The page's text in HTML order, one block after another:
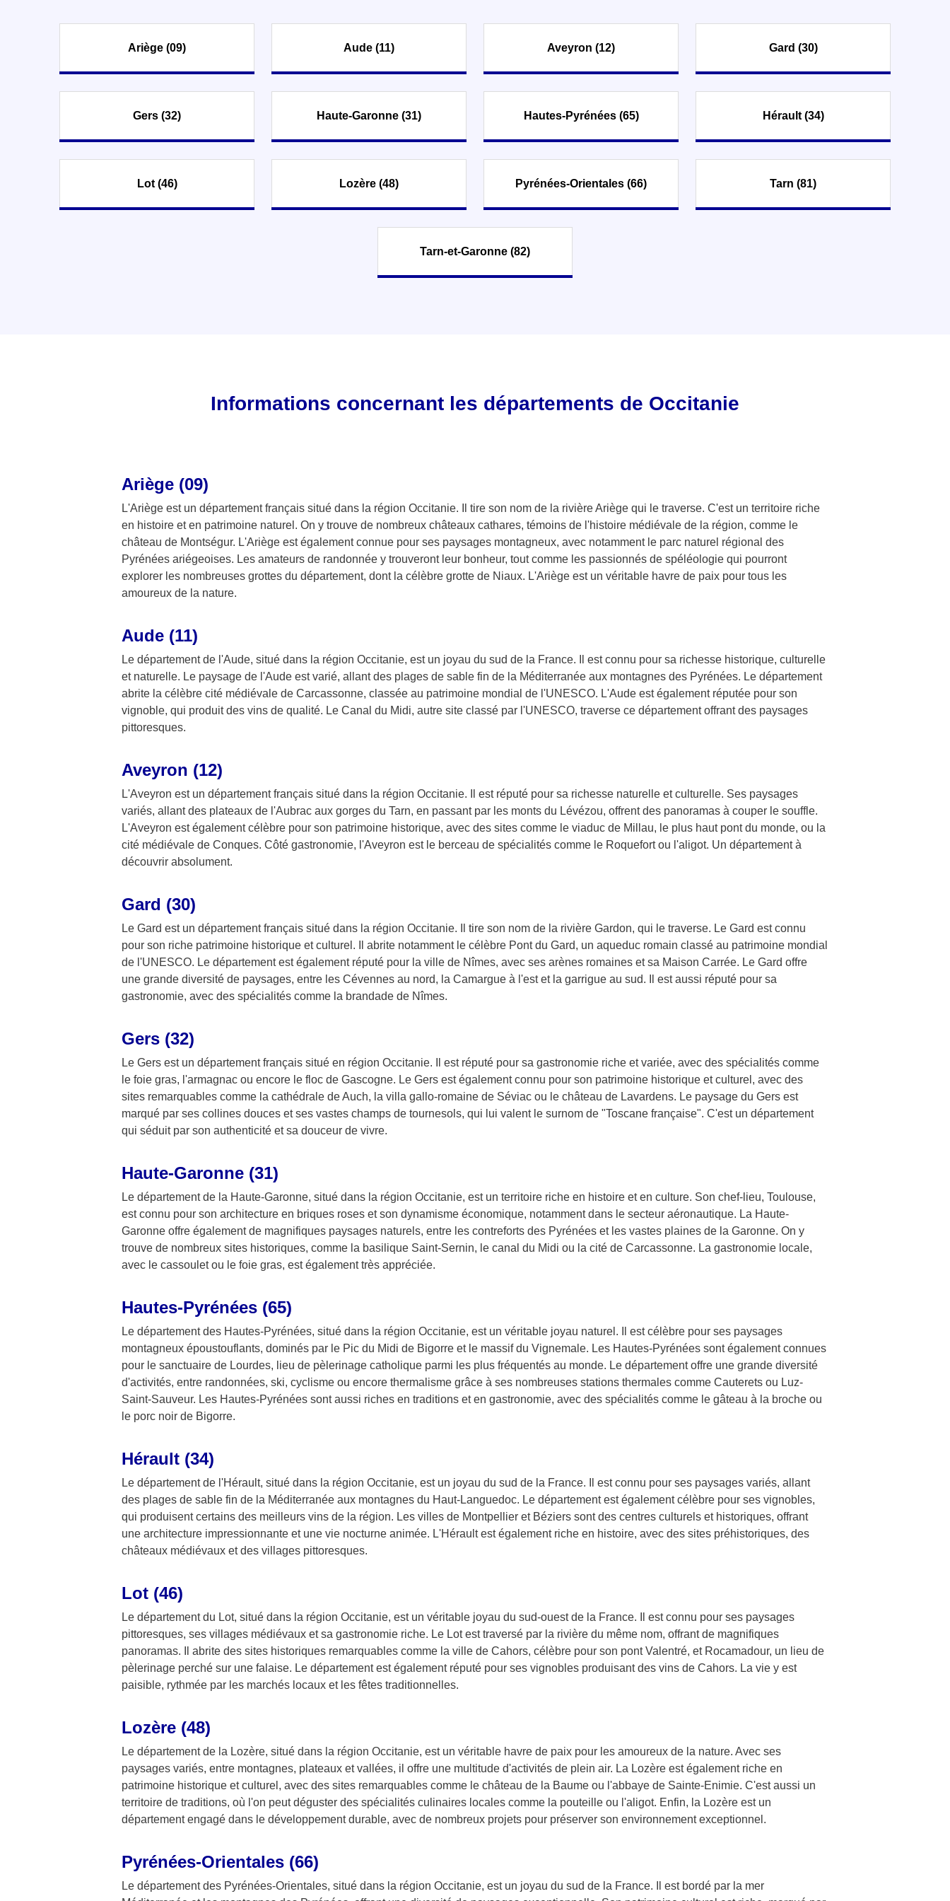
Ariège (09) Aude (11) Aveyron (12) Gard (30)
Gers (32) Haute-Garonne (31) Hautes-Pyrénées (65) Hérault (34)
Lot (46) Lozère (48) Pyrénées-Orientales (66) Tarn (81)
Tarn-et-Garonne (82)
Informations concernant les départements de Occitanie
Ariège (09)
L'Ariège est un département français situé dans la région Occitanie. Il tire son nom de la rivière Ariège qui le traverse. C'est un territoire riche
en histoire et en patrimoine naturel. On y trouve de nombreux châteaux cathares, témoins de l'histoire médiévale de la région, comme le
château de Montségur. L'Ariège est également connue pour ses paysages montagneux, avec notamment le parc naturel régional des
Pyrénées ariégeoises. Les amateurs de randonnée y trouveront leur bonheur, tout comme les passionnés de spéléologie qui pourront
explorer les nombreuses grottes du département, dont la célèbre grotte de Niaux. L'Ariège est un véritable havre de paix pour tous les
amoureux de la nature.
Aude (11)
Le département de l'Aude, situé dans la région Occitanie, est un joyau du sud de la France. Il est connu pour sa richesse historique, culturelle
et naturelle. Le paysage de l'Aude est varié, allant des plages de sable fin de la Méditerranée aux montagnes des Pyrénées. Le département
abrite la célèbre cité médiévale de Carcassonne, classée au patrimoine mondial de l'UNESCO. L'Aude est également réputée pour son
vignoble, qui produit des vins de qualité. Le Canal du Midi, autre site classé par l'UNESCO, traverse ce département offrant des paysages
pittoresques.
Aveyron (12)
L'Aveyron est un département français situé dans la région Occitanie. Il est réputé pour sa richesse naturelle et culturelle. Ses paysages
variés, allant des plateaux de l'Aubrac aux gorges du Tarn, en passant par les monts du Lévézou, offrent des panoramas à couper le souffle.
L'Aveyron est également célèbre pour son patrimoine historique, avec des sites comme le viaduc de Millau, le plus haut pont du monde, ou la
cité médiévale de Conques. Côté gastronomie, l'Aveyron est le berceau de spécialités comme le Roquefort ou l'aligot. Un département à
découvrir absolument.
Gard (30)
Le Gard est un département français situé dans la région Occitanie. Il tire son nom de la rivière Gardon, qui le traverse. Le Gard est connu
pour son riche patrimoine historique et culturel. Il abrite notamment le célèbre Pont du Gard, un aqueduc romain classé au patrimoine mondial
de l'UNESCO. Le département est également réputé pour la ville de Nîmes, avec ses arènes romaines et sa Maison Carrée. Le Gard offre
une grande diversité de paysages, entre les Cévennes au nord, la Camargue à l'est et la garrigue au sud. Il est aussi réputé pour sa
gastronomie, avec des spécialités comme la brandade de Nîmes.
Gers (32)
Le Gers est un département français situé en région Occitanie. Il est réputé pour sa gastronomie riche et variée, avec des spécialités comme
le foie gras, l'armagnac ou encore le floc de Gascogne. Le Gers est également connu pour son patrimoine historique et culturel, avec des
sites remarquables comme la cathédrale de Auch, la villa gallo-romaine de Séviac ou le château de Lavardens. Le paysage du Gers est
marqué par ses collines douces et ses vastes champs de tournesols, qui lui valent le surnom de "Toscane française". C'est un département
qui séduit par son authenticité et sa douceur de vivre.
Haute-Garonne (31)
Le département de la Haute-Garonne, situé dans la région Occitanie, est un territoire riche en histoire et en culture. Son chef-lieu, Toulouse,
est connu pour son architecture en briques roses et son dynamisme économique, notamment dans le secteur aéronautique. La Haute-
Garonne offre également de magnifiques paysages naturels, entre les contreforts des Pyrénées et les vastes plaines de la Garonne. On y
trouve de nombreux sites historiques, comme la basilique Saint-Sernin, le canal du Midi ou la cité de Carcassonne. La gastronomie locale,
avec le cassoulet ou le foie gras, est également très appréciée.
Hautes-Pyrénées (65)
Le département des Hautes-Pyrénées, situé dans la région Occitanie, est un véritable joyau naturel. Il est célèbre pour ses paysages
montagneux époustouflants, dominés par le Pic du Midi de Bigorre et le massif du Vignemale. Les Hautes-Pyrénées sont également connues
pour le sanctuaire de Lourdes, lieu de pèlerinage catholique parmi les plus fréquentés au monde. Le département offre une grande diversité
d'activités, entre randonnées, ski, cyclisme ou encore thermalisme grâce à ses nombreuses stations thermales comme Cauterets ou Luz-
Saint-Sauveur. Les Hautes-Pyrénées sont aussi riches en traditions et en gastronomie, avec des spécialités comme le gâteau à la broche ou
le porc noir de Bigorre.
Hérault (34)
Le département de l'Hérault, situé dans la région Occitanie, est un joyau du sud de la France. Il est connu pour ses paysages variés, allant
des plages de sable fin de la Méditerranée aux montagnes du Haut-Languedoc. Le département est également célèbre pour ses vignobles,
qui produisent certains des meilleurs vins de la région. Les villes de Montpellier et Béziers sont des centres culturels et historiques, offrant
une architecture impressionnante et une vie nocturne animée. L'Hérault est également riche en histoire, avec des sites préhistoriques, des
châteaux médiévaux et des villages pittoresques.
Lot (46)
Le département du Lot, situé dans la région Occitanie, est un véritable joyau du sud-ouest de la France. Il est connu pour ses paysages
pittoresques, ses villages médiévaux et sa gastronomie riche. Le Lot est traversé par la rivière du même nom, offrant de magnifiques
panoramas. Il abrite des sites historiques remarquables comme la ville de Cahors, célèbre pour son pont Valentré, et Rocamadour, un lieu de
pèlerinage perché sur une falaise. Le département est également réputé pour ses vignobles produisant des vins de Cahors. La vie y est
paisible, rythmée par les marchés locaux et les fêtes traditionnelles.
Lozère (48)
Le département de la Lozère, situé dans la région Occitanie, est un véritable havre de paix pour les amoureux de la nature. Avec ses
paysages variés, entre montagnes, plateaux et vallées, il offre une multitude d'activités de plein air. La Lozère est également riche en
patrimoine historique et culturel, avec des sites remarquables comme le château de la Baume ou l'abbaye de Sainte-Enimie. C'est aussi un
territoire de traditions, où l'on peut déguster des spécialités culinaires locales comme la pouteille ou l'aligot. Enfin, la Lozère est un
département engagé dans le développement durable, avec de nombreux projets pour préserver son environnement exceptionnel.
Pyrénées-Orientales (66)
Le département des Pyrénées-Orientales, situé dans la région Occitanie, est un joyau du sud de la France. Il est bordé par la mer